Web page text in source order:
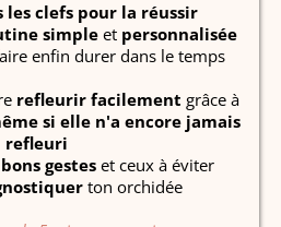
les clefs pour la réussir
simple et personnalisée
enfin durer dans le temps
refleurir facilement grâce à
si elle n'a encore jamais
refleuri
bons gesteset ceux à éviter
ton orchidée